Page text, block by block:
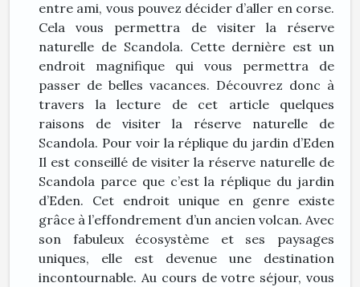
entre ami, vous pouvez décider d’aller en corse.
Cela vous permettra de visiter la réserve
naturelle de Scandola. Cette dernière est un
endroit magnifique qui vous permettra de
passer de belles vacances. Découvrez donc à
travers la lecture de cet article quelques
raisons de visiter la réserve naturelle de
Scandola. Pour voir la réplique du jardin d’Eden
Il est conseillé de visiter la réserve naturelle de
Scandola parce que c’est la réplique du jardin
d’Eden. Cet endroit unique en genre existe
grâce à l’effondrement d’un ancien volcan. Avec
son fabuleux écosystème et ses paysages
uniques, elle est devenue une destination
incontournable. Au cours de votre séjour, vous